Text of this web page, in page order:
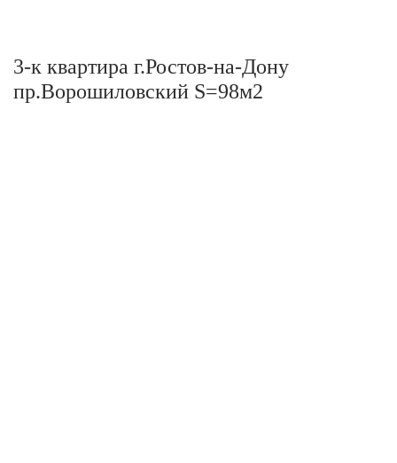
3-к квартира г.Ростов-на-Дону
пр.Ворошиловский S=98м2